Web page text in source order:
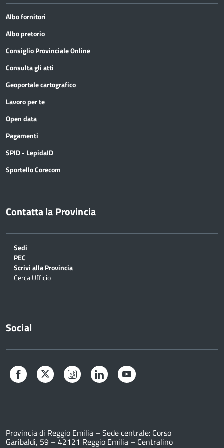
Albo fornitori
Albo pretorio
Consiglio Provinciale Online
Consulta gli atti
Geoportale cartografico
Lavoro per te
Open data
Pagamenti
SPID - LepidaID
Sportello Corecom
Contatta la Provincia
Sedi
PEC
Scrivi alla Provincia
Cerca Ufficio
Social
Facebook Twitter Instagram LinkedIn
Provincia di Reggio Emilia – Sede centrale: Corso
Garibaldi, 59 – 42121 Reggio Emilia – Centralino